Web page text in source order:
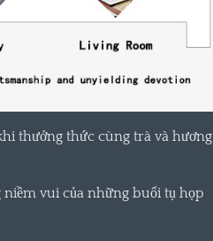
thưởng thức cùng trà và hương
vui của những buổi tụ họp